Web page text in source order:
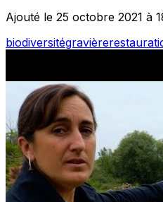
Ajouté le 25 octobre 2021 à
biodiversitégravière